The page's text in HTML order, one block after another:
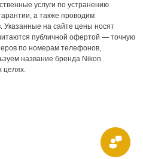
услуги по устранению
а также проводим
Указанные на сайте цены носят
публичной офертой — точную
по номерам телефонов,
название бренда Nikon
целях.